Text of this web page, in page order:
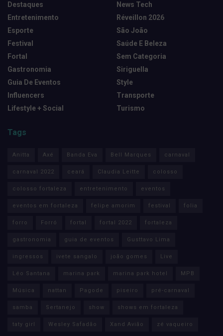
Destaques
Entretenimento
Esporte
Festival
Fortal
Gastronomia
Guia De Eventos
Influencers
Lifestyle + Social
News Tech
Réveillon 2026
São João
Saúde E Beleza
Sem Categoria
Siriguella
Style
Transporte
Turismo
Tags
Anitta Axé Banda Eva Bell Marques carnaval
carnaval 2022 ceará Claudia Leitte colosso
colosso fortaleza entretenimento eventos
eventos em fortaleza felipe amorim festival folia
forro Forró fortal fortal 2022 fortaleza
gastronomia guia de eventos Gusttavo Lima
ingressos ivete sangalo joão gomes Live
Léo Santana marina park marina park hotel MPB
Música nattan Pagode piseiro pré-carnaval
samba Sertanejo show shows em fortaleza
taty girl Wesley Safadão Xand Avião zé vaqueiro